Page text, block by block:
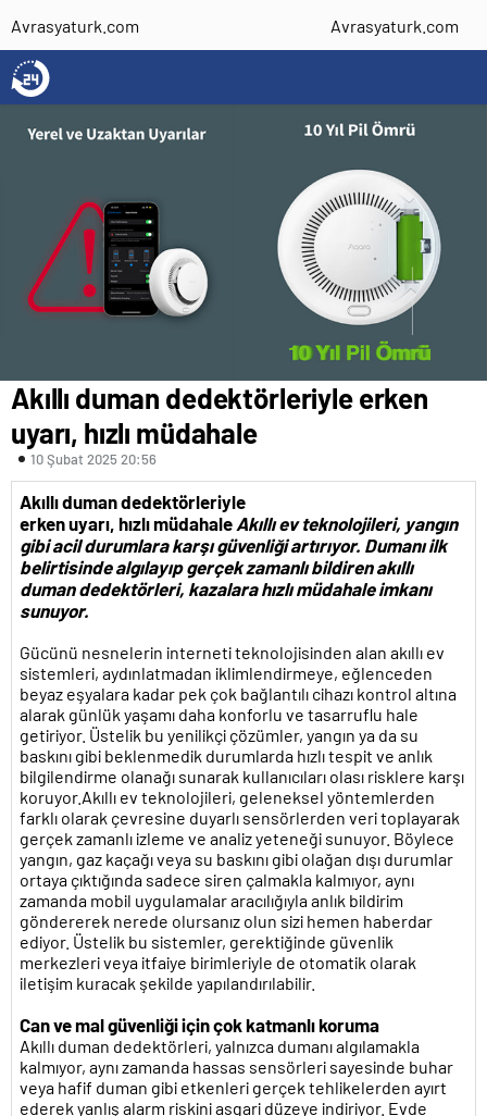
Avrasyaturk.com Avrasyaturk.com
Akıllı duman dedektörleriyle erken
uyarı, hızlı müdahale
10 Şubat 2025 20:56
Akıllı duman dedektörleriyle
erken uyarı, hızlı müdahale Akıllı ev teknolojileri, yangın
gibi acil durumlara karşı güvenliği artırıyor. Dumanı ilk
belirtisinde algılayıp gerçek zamanlı bildiren akıllı
duman dedektörleri, kazalara hızlı müdahale imkanı
sunuyor.
Gücünü nesnelerin interneti teknolojisinden alan akıllı ev
sistemleri, aydınlatmadan iklimlendirmeye, eğlenceden
beyaz eşyalara kadar pek çok bağlantılı cihazı kontrol altına
alarak günlük yaşamı daha konforlu ve tasarruflu hale
getiriyor. Üstelik bu yenilikçi çözümler, yangın ya da su
baskını gibi beklenmedik durumlarda hızlı tespit ve anlık
bilgilendirme olanağı sunarak kullanıcıları olası risklere karşı
koruyor.Akıllı ev teknolojileri, geleneksel yöntemlerden
farklı olarak çevresine duyarlı sensörlerden veri toplayarak
gerçek zamanlı izleme ve analiz yeteneği sunuyor. Böylece
yangın, gaz kaçağı veya su baskını gibi olağan dışı durumlar
ortaya çıktığında sadece siren çalmakla kalmıyor, aynı
zamanda mobil uygulamalar aracılığıyla anlık bildirim
göndererek nerede olursanız olun sizi hemen haberdar
ediyor. Üstelik bu sistemler, gerektiğinde güvenlik
merkezleri veya itfaiye birimleriyle de otomatik olarak
iletişim kuracak şekilde yapılandırılabilir.
Can ve mal güvenliği için çok katmanlı koruma
Akıllı duman dedektörleri, yalnızca dumanı algılamakla
kalmıyor, aynı zamanda hassas sensörleri sayesinde buhar
veya hafif duman gibi etkenleri gerçek tehlikelerden ayırt
ederek yanlış alarm riskini asgari düzeye indiriyor. Evde